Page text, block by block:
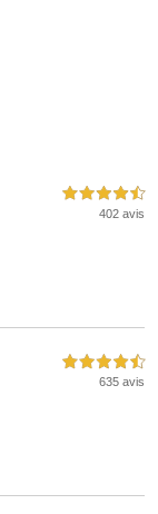
4,5 étoiles sur 5
402 avis
4,5 étoiles sur 5
635 avis